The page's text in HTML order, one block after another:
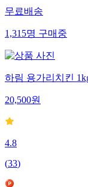
무료배송
1,315명구매중
하림 용가리치킨
20,500원
4.8
(33)